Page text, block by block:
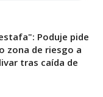
Poduje pide
zona de riesgo a
tras caída de